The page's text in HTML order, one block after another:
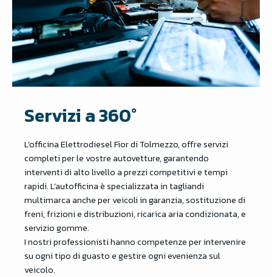
Servizi a 360°
L’officina Elettrodiesel Fior di Tolmezzo, offre servizi
completi per le vostre autovetture, garantendo
interventi di alto livello a prezzi competitivi e tempi
rapidi. L’autofficina è specializzata in tagliandi
multimarca anche per veicoli in garanzia, sostituzione di
freni, frizioni e distribuzioni, ricarica aria condizionata, e
servizio gomme.
I nostri professionisti hanno competenze per intervenire
su ogni tipo di guasto e gestire ogni evenienza sul
veicolo.